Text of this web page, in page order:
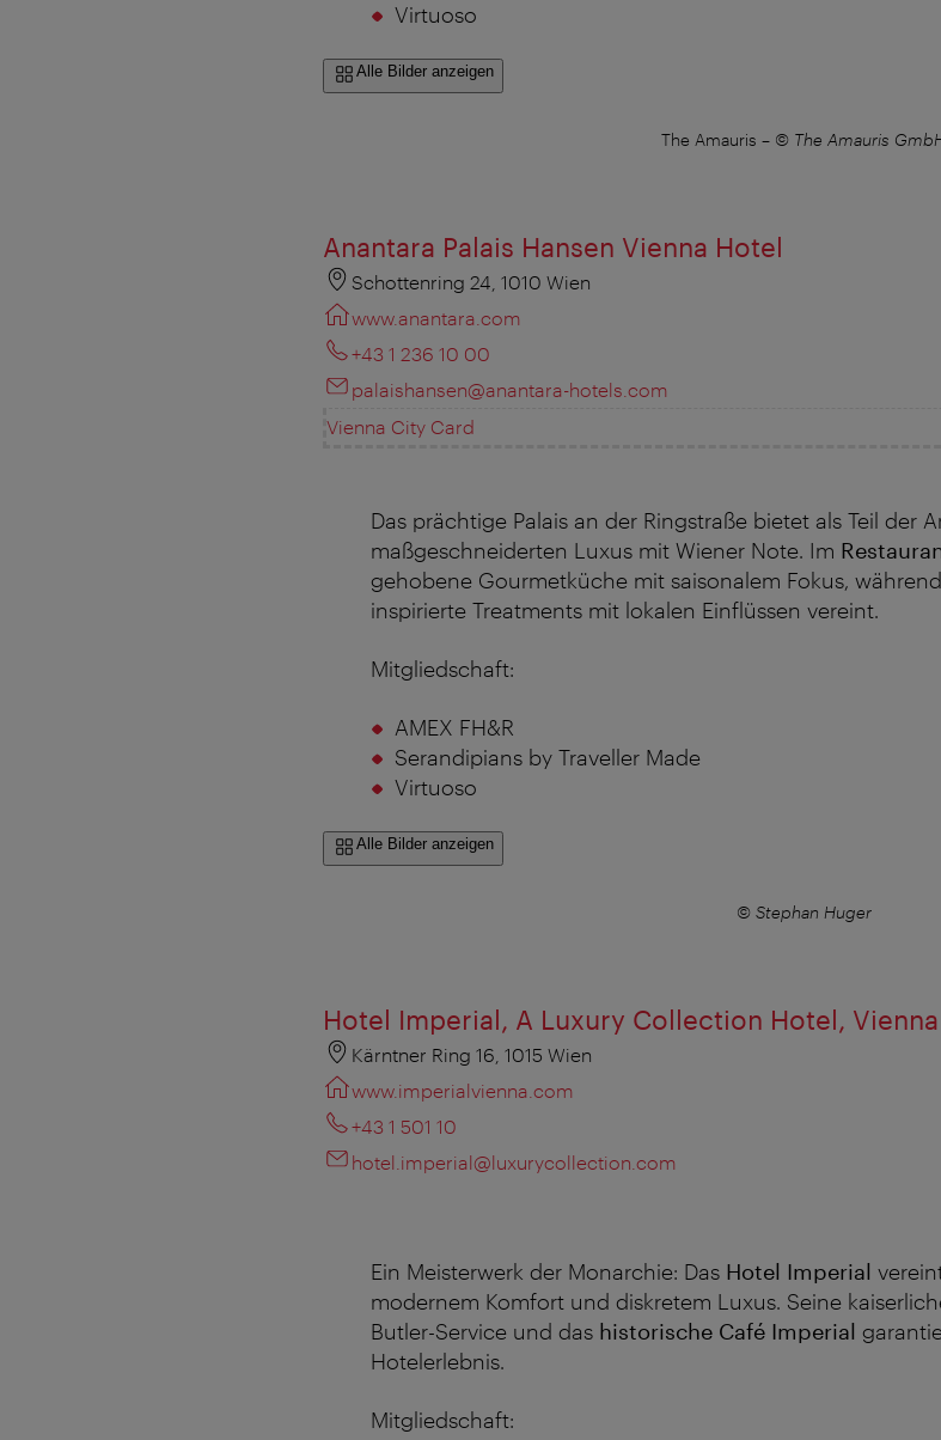
Virtuoso
Alle Bilder anzeigen
The Amauris – © The Amauris
Anantara Palais Hansen Vienna Hotel
Schottenring 24, 1010 Wien
www.anantara.com
+43 1 236 10 00
palaishansen@anantara-hotels.com
Vienna City Card
Das prächtige Palais an der Ringstraße bietet als Teil der
maßgeschneiderten Luxus mit Wiener Note. Im
gehobene Gourmetküche mit saisonalem Fokus,
inspirierte Treatments mit lokalen Einflüssen vereint.
Mitgliedschaft:
AMEX FH&R
Serandipians by Traveller Made
Virtuoso
Alle Bilder anzeigen
© Stephan Huger
Hotel Imperial, A Luxury Collection Hotel, Vienna
Kärntner Ring 16, 1015 Wien
www.imperialvienna.com
+43 1 501 10
hotel.imperial@luxurycollection.com
Ein Meisterwerk der Monarchie: Das Hotel Imperial
modernem Komfort und diskretem Luxus. Seine
Butler-Service und das historische Café Imperial
Hotelerlebnis.
Mitgliedschaft: